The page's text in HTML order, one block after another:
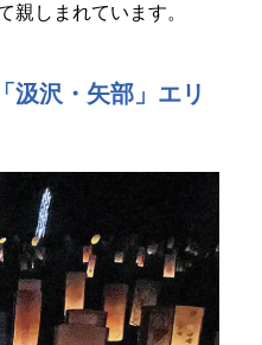
親しまれています。
汲沢・矢部」エリ